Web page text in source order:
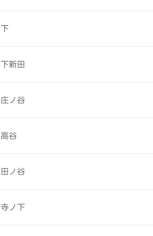
下
下新田
庄ノ谷
高谷
田ノ谷
寺ノ下